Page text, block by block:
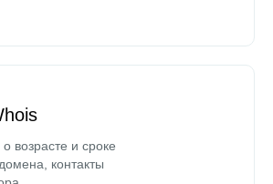
возрасте и сроке
контакты